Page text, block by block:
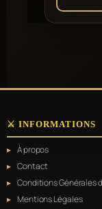
⚔️ INFORMATIONS
À propos
Contact
Conditions Générales
Mentions Légales